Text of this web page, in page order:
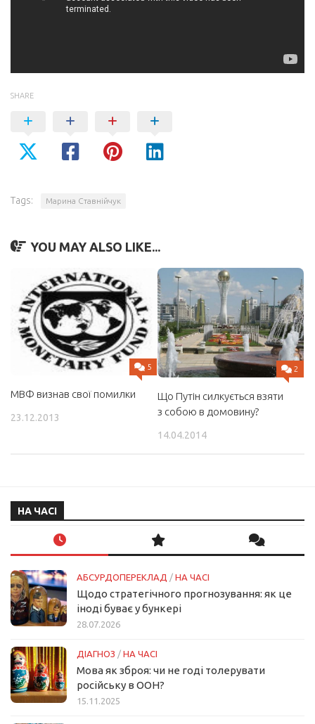
SHARE
Tags: Марина Ставнійчук
YOU MAY ALSO LIKE...
5
МВФ визнав свої помилки
23.12.2013
2
Що Путін силкується взяти
з собою в домовину?
14.04.2014
НА ЧАСІ
АБСУРДОПЕРЕКЛАД / НА ЧАСІ
Щодо стратегічного прогнозування: як це
іноді буває у бункері
28.07.2026
ДІАГНОЗ / НА ЧАСІ
Мова як зброя: чи не годі толерувати
російську в ООН?
15.11.2025